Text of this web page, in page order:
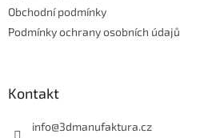
Obchodní podmínky
Podmínky ochrany osobních údajů
Kontakt
info@3dmanufaktura.cz